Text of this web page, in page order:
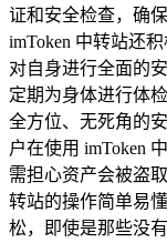
证和安全检查，确
imToken 中转站还
对自身进行全面的
定期为身体进行体
全方位、无死角的
户在使用 imToken
需担心资产会被盗
转站的操作简单易
松，即使是那些没